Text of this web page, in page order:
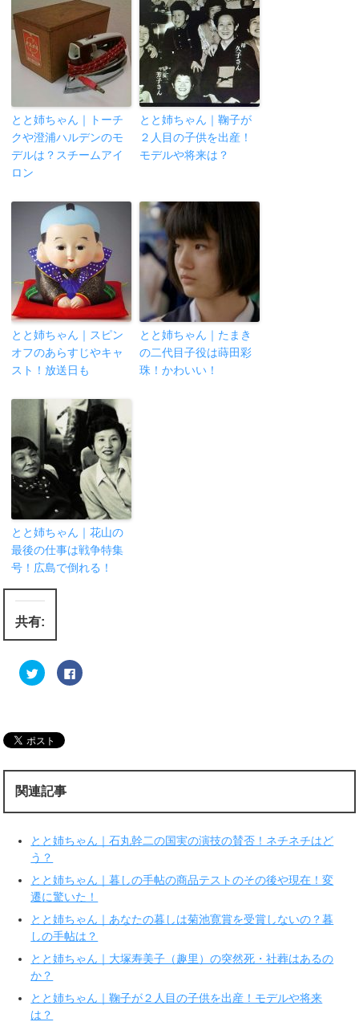
とと姉ちゃん｜トーチ
クや澄浦ハルデンのモ
デルは？スチームアイ
ロン
とと姉ちゃん｜鞠子が
２人目の子供を出産！
モデルや将来は？
とと姉ちゃん｜スピン
オフのあらすじやキャ
スト！放送日も
とと姉ちゃん｜たまき
の二代目子役は蒔田彩
珠！かわいい！
とと姉ちゃん｜花山の
最後の仕事は戦争特集
号！広島で倒れる！
共有:
ク
リ
w
i
e
r
で
有
新
し
い
ウ
ン
ド
ウ
開
き
ま
F
a
す
ク
ク
だ
さ
い
新
し
い
ィ
ン
で
開
関連記事
とと姉ちゃん｜石丸幹二の国実の演技の賛否！ネチネチはど
う？
とと姉ちゃん｜暮しの手帖の商品テストのその後や現在！変
遷に驚いた！
とと姉ちゃん｜あなたの暮しは菊池寛賞を受賞しないの？暮
しの手帖は？
とと姉ちゃん｜大塚寿美子（趣里）の突然死・社葬はあるの
か？
とと姉ちゃん｜鞠子が２人目の子供を出産！モデルや将来
は？